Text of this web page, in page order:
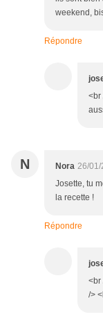
weekend,
Répondre
<br
N Nora 26/01/
Josette, tu
la recette !
Répondre
<br
/>